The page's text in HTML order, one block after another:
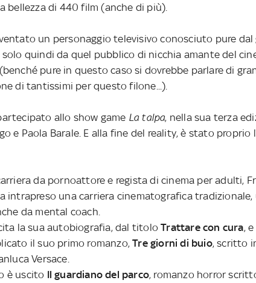
bellezza di 440 film (anche di più).
un personaggio televisivo conosciuto pure dal
quindi da quel pubblico di nicchia amante del
pure in questo caso si dovrebbe parlare di
di tantissimi per questo filone...).
allo show game La talpa, nella sua terza
e Paola Barale. E alla fine del reality, è stato proprio
da pornoattore e regista di cinema per adulti,
intrapreso una carriera cinematografica tradizionale,
da mental coach.
la sua autobiografia, dal titoloTrattare con cura,
il suo primo romanzo,Tre giorni di buio, scritto
Versace.
è uscito Il guardiano del parco, romanzo horror